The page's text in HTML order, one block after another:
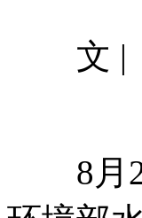
文 | 《
8月26